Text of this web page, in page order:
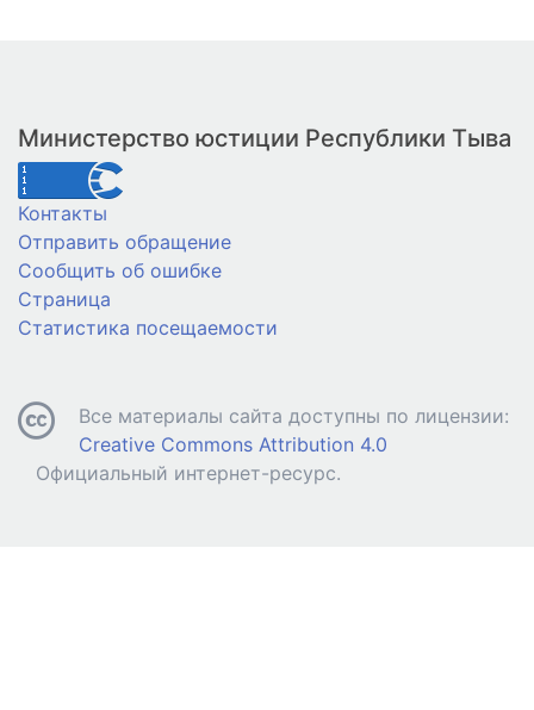
Министерство юстиции Республики Тыва
Контакты
Отправить обращение
Сообщить об ошибке
Страница
Статистика посещаемости
Все материалы сайта доступны по лицензии:
Creative Commons Attribution 4.0
Официальный интернет-ресурс.